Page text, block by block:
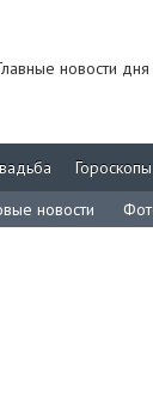
новости дня
Гороскопы
новости